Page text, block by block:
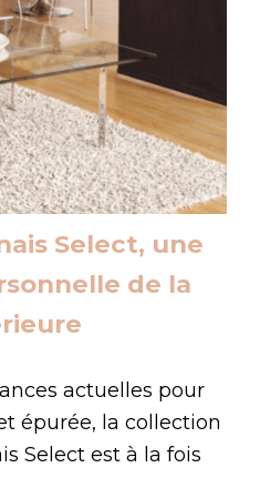
Select, une
de la
actuelles pour
épurée, la collection
Select est à la fois